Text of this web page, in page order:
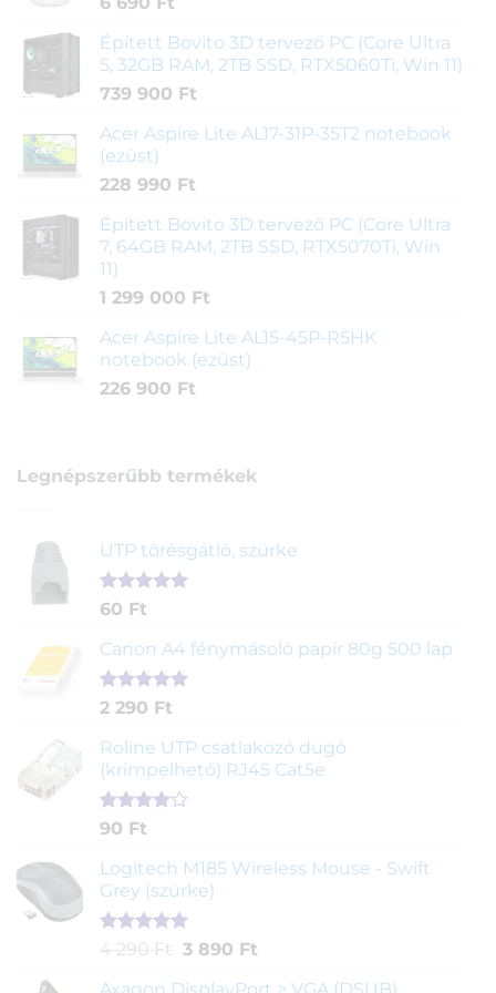
Épített Bovito 3D tervező PC (Core Ultra
5, 32GB RAM, 2TB SSD, RTX5060Ti, Win 11)
739 900 Ft
Acer Aspire Lite AL17-31P-35T2 notebook
(ezüst)
228 990 Ft
Épített Bovito 3D tervező PC (Core Ultra
7, 64GB RAM, 2TB SSD, RTX5070Ti, Win
11)
1 299 000 Ft
Acer Aspire Lite AL15-45P-R5HK
notebook (ezüst)
226 900 Ft
Legnépszerűbb termékek
UTP törésgátló, szürke
Értékelés
ből,
1
értékelés
alapján
60 Ft
Canon A4 fénymásoló papír 80g 500 lap
Értékelés
ből,
2
értékelés
alapján
2 290 Ft
Roline UTP csatlakozó dugó
(krimpelhető) RJ45 Cat5e
Értékelés
5-ből,
2
értékelés
alapján
90 Ft
Logitech M185 Wireless Mouse - Swift
Grey (szürke)
Értékelés
ből,
1
4 290 Ft Original
3 890 FtCurrent